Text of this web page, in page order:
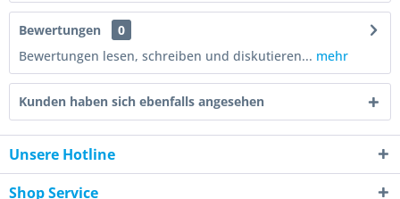
Bewertungen
0
Bewertungen lesen, schreiben und diskutieren... mehr
Kunden haben sich ebenfalls angesehen
Unsere Hotline
Shop Service